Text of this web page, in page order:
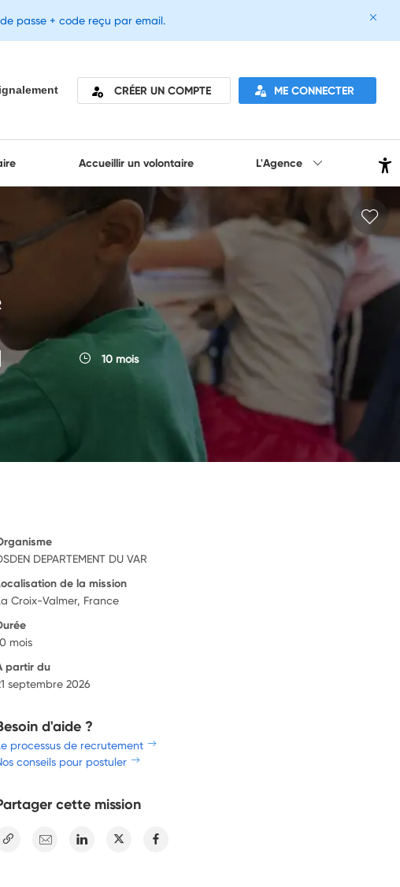
CRÉER UN COMPTE ME CONNECTER
Accueillir un volontaire L'Agence
10 mois
DEPARTEMENT DU VAR
de la mission
Croix-Valmer, France
mois
partir du
septembre 2026
d'aide ?
processus de recrutement
conseils pour postuler
cette mission
E-mail Linkedin Twitter
passe + code reçu par email.